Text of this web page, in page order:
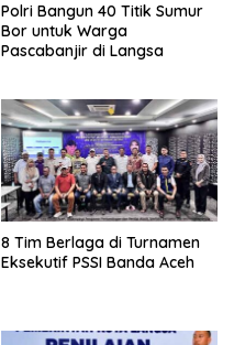
Polri Bangun 40 Titik Sumur
Bor untuk Warga
Pascabanjir di Langsa
8 Tim Berlaga di Turnamen
Eksekutif PSSI Banda Aceh